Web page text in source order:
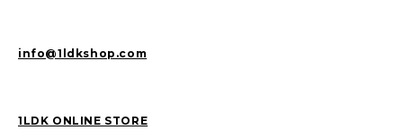
info@1ldkshop.com
1LDK ONLINE STORE